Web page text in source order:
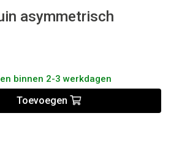
asymmetrisch
binnen 2-3 werkdagen
Toevoegen